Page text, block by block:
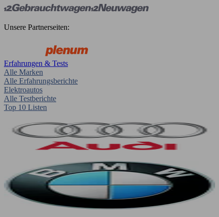
Unsere Partnerseiten:
Erfahrungen & Tests
Alle Marken
Alle Erfahrungsberichte
Elektroautos
Alle Testberichte
Top 10 Listen